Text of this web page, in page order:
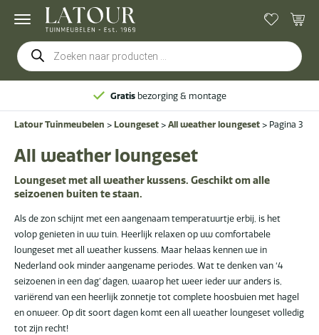
Producten
zoeken
Gratisbezorging & montage
Latour Tuinmeubelen > Loungeset > All weather loungeset > Pagina 3
All weather loungeset
Loungeset met all weather kussens. Geschikt om alle
seizoenen buiten te staan.
Als de zon schijnt met een aangenaam temperatuurtje erbij, is het
volop genieten in uw tuin. Heerlijk relaxen op uw comfortabele
loungeset met all weather kussens. Maar helaas kennen we in
Nederland ook minder aangename periodes. Wat te denken van ‘4
seizoenen in een dag’ dagen, waarop het weer ieder uur anders is,
variërend van een heerlijk zonnetje tot complete hoosbuien met hagel
en onweer. Op dit soort dagen komt een all weather loungeset volledig
tot zijn recht!